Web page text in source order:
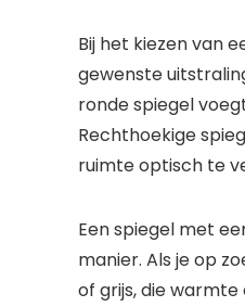
Bij het kiezen van
gewenste
ronde spiegel
Rechthoekige
ruimte optisch te
Een spiegel met
manier. Als je op
of grijs, die